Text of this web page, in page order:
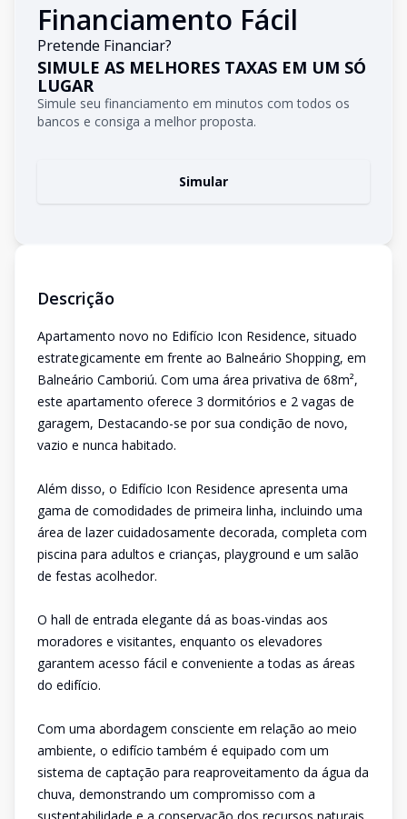
Financiamento Fácil
Pretende Financiar?
SIMULE AS MELHORES TAXAS EM UM SÓ
LUGAR
Simule seu financiamento em minutos com todos os
bancos e consiga a melhor proposta.
Simular
Descrição
Apartamento novo no Edifício Icon Residence, situado
estrategicamente em frente ao Balneário Shopping, em
Balneário Camboriú. Com uma área privativa de 68m²,
este apartamento oferece 3 dormitórios e 2 vagas de
garagem, Destacando-se por sua condição de novo,
vazio e nunca habitado.
Além disso, o Edifício Icon Residence apresenta uma
gama de comodidades de primeira linha, incluindo uma
área de lazer cuidadosamente decorada, completa com
piscina para adultos e crianças, playground e um salão
de festas acolhedor.
O hall de entrada elegante dá as boas-vindas aos
moradores e visitantes, enquanto os elevadores
garantem acesso fácil e conveniente a todas as áreas
do edifício.
Com uma abordagem consciente em relação ao meio
ambiente, o edifício também é equipado com um
sistema de captação para reaproveitamento da água da
chuva, demonstrando um compromisso com a